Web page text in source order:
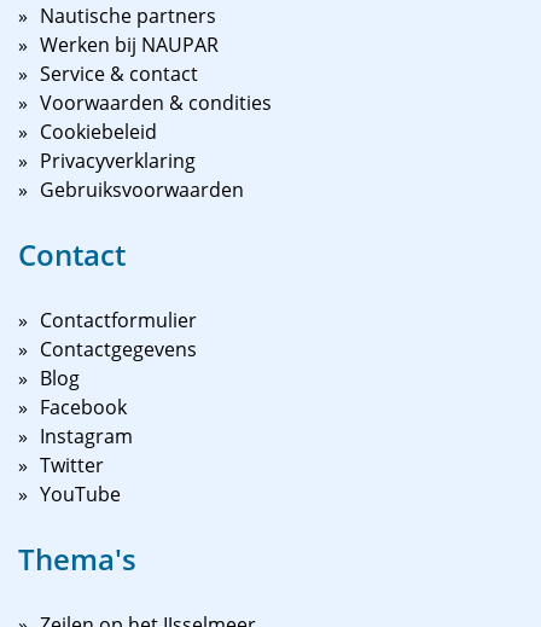
Nautische partners
Werken bij NAUPAR
Service & contact
Voorwaarden & condities
Cookiebeleid
Privacyverklaring
Gebruiksvoorwaarden
Contact
Contactformulier
Contactgegevens
Blog
Facebook
Instagram
Twitter
YouTube
Thema's